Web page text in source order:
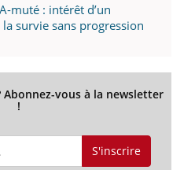
muté : intérêt d’un
survie sans progression
Abonnez-vous à la newsletter
!
S'inscrire